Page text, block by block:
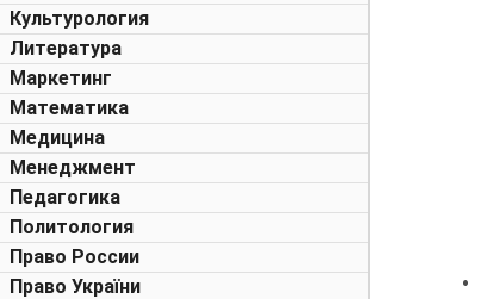
Культурология
Литература
Маркетинг
Математика
Медицина
Менеджмент
Педагогика
Политология
Право России
Право України